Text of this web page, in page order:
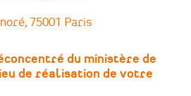
75001 Paris
du ministère de
de réalisation de votre